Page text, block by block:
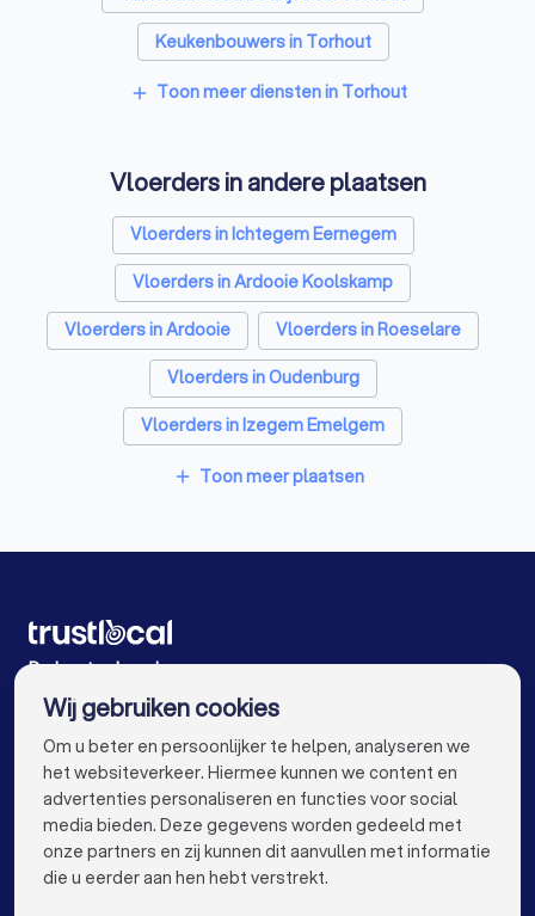
Keukenbouwers in Torhout
add Toon meer diensten in Torhout
Vloerders in andere plaatsen
Vloerders in Ichtegem Eernegem
Vloerders in Ardooie Koolskamp
Vloerders in Ardooie
Vloerders in Roeselare
Vloerders in Oudenburg
Vloerders in Izegem Emelgem
Vloerders in Roeselare Oekene
Vloerders in Gent
Vloerders in Aalst
Vloerders in Mechelen
Vloerders in Kortrijk
Vloerders in Sint-Niklaas
Vloerders in Genk
Vloerders in Beveren
Vloerders in Dendermonde
Vloerders in Beringen
Vloerders in Turnhout
add Toon meer plaatsen
De beste vloerders voor u
VOOR PARTICULIEREN keyboard_arrow_down
Wij gebruiken cookies
Om u beter en persoonlijker te helpen, analyseren we
het websiteverkeer. Hiermee kunnen we content en
advertenties personaliseren en functies voor social
media bieden. Deze gegevens worden gedeeld met
onze partners en zij kunnen dit aanvullen met informatie
die u eerder aan hen hebt verstrekt.